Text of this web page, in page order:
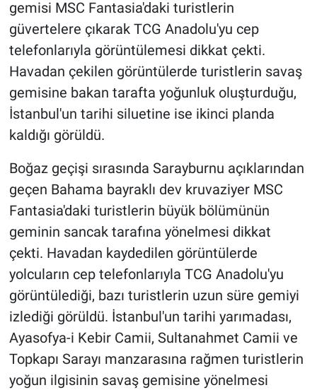
gemisi MSC Fantasia'daki turistlerin
güvertelere çıkarak TCG Anadolu'yu cep
telefonlarıyla görüntülemesi dikkat çekti.
Havadan çekilen görüntülerde turistlerin savaş
gemisine bakan tarafta yoğunluk oluşturduğu,
İstanbul'un tarihi siluetine ise ikinci planda
kaldığı görüldü.
Boğaz geçişi sırasında Sarayburnu açıklarından
geçen Bahama bayraklı dev kruvaziyer MSC
Fantasia'daki turistlerin büyük bölümünün
geminin sancak tarafına yönelmesi dikkat
çekti. Havadan kaydedilen görüntülerde
yolcuların cep telefonlarıyla TCG Anadolu'yu
görüntülediği, bazı turistlerin uzun süre gemiyi
izlediği görüldü. İstanbul'un tarihi yarımadası,
Ayasofya-i Kebir Camii, Sultanahmet Camii ve
Topkapı Sarayı manzarasına rağmen turistlerin
yoğun ilgisinin savaş gemisine yönelmesi